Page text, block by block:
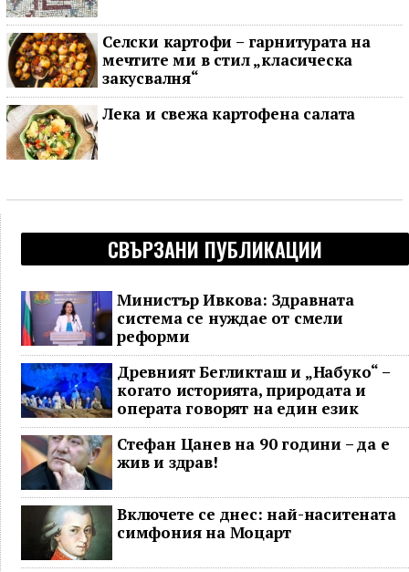
Селски картофи – гарнитурата на
мечтите ми в стил „класическа
закусвалня“
Лека и свежа картофена салата
СВЪРЗАНИ ПУБЛИКАЦИИ
Министър Ивкова: Здравната
система се нуждае от смели
реформи
Древният Бегликташ и „Набуко“ –
когато историята, природата и
операта говорят на един език
Стефан Цанев на 90 години – да е
жив и здрав!
Включете се днес: най-наситената
симфония на Моцарт